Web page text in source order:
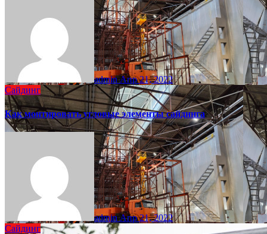
adminАпр 21, 2022
Сайдинг
Как монтировать угловые элементы сайдинга
adminАпр 21, 2022
Сайдинг